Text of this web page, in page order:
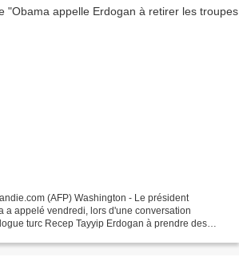
(AFP) Washington - Le président
a appelé vendredi, lors d'une conversation
turc Recep Tayyip Erdogan à prendre des